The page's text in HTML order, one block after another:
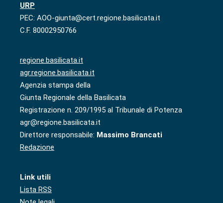
URP
PEC: AOO-giunta@cert.regione.basilicata.it
C.F. 80002950766
regione.basilicata.it
agr.regione.basilicata.it
Agenzia stampa della
Giunta Regionale della Basilicata
Registrazione n. 209/1995 al Tribunale di Potenza
agr@regione.basilicata.it
Direttore responsabile: Massimo Brancati
Redazione
Link utili
Lista RSS